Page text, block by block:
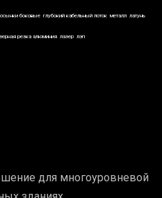
боковые глубокий кабельный лоток металл латунь
резка алюминия лазер лэп
для многоуровневой